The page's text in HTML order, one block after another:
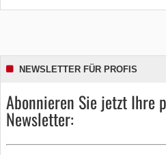
NEWSLETTER FÜR PROFIS
Abonnieren Sie jetzt Ihre
Newsletter: